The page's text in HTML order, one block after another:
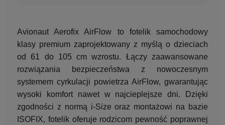
Avionaut Aerofix AirFlow to fotelik samochodowy
klasy premium zaprojektowany z myślą o dzieciach
od 61 do 105 cm wzrostu. Łączy zaawansowane
rozwiązania bezpieczeństwa z nowoczesnym
systemem cyrkulacji powietrza AirFlow, gwarantując
wysoki komfort nawet w najcieplejsze dni. Dzięki
zgodności z normą i-Size oraz montażowi na bazie
ISOFIX, fotelik oferuje rodzicom pewność poprawnej